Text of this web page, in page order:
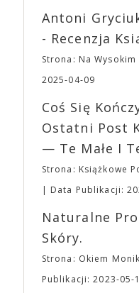
(„Joker”, „Ona”) w
roli. Twórca
„Midsommar. W
osobisty film, który
się z widzami swoimi
„Bo się boi” w
Wystawców i
Waszych ulubionych
napoje oraz drobne
planujemy Strefę
fantastycznego czasu
EXPO XXI!
Antoni
- Recenzja
Strona: Na Wysokim
2025-04-09
Coś Się
Ostatni Post
— Te Małe I
Strona: Książkowe
Data Publikacji:
Naturalne
Skóry.
Strona: Okiem
Publikacji: 2023-05-